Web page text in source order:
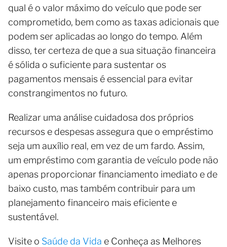
qual é o valor máximo do veículo que pode ser
comprometido, bem como as taxas adicionais que
podem ser aplicadas ao longo do tempo. Além
disso, ter certeza de que a sua situação financeira
é sólida o suficiente para sustentar os
pagamentos mensais é essencial para evitar
constrangimentos no futuro.
Realizar uma análise cuidadosa dos próprios
recursos e despesas assegura que o empréstimo
seja um auxílio real, em vez de um fardo. Assim,
um empréstimo com garantia de veículo pode não
apenas proporcionar financiamento imediato e de
baixo custo, mas também contribuir para um
planejamento financeiro mais eficiente e
sustentável.
Visite o Saúde da Vida e Conheça as Melhores